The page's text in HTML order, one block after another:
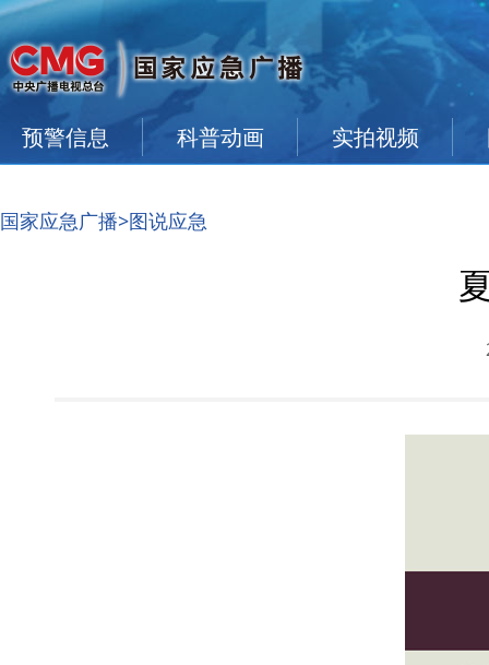
预警信息 科普动画 实拍视频
国家应急广播>图说应急